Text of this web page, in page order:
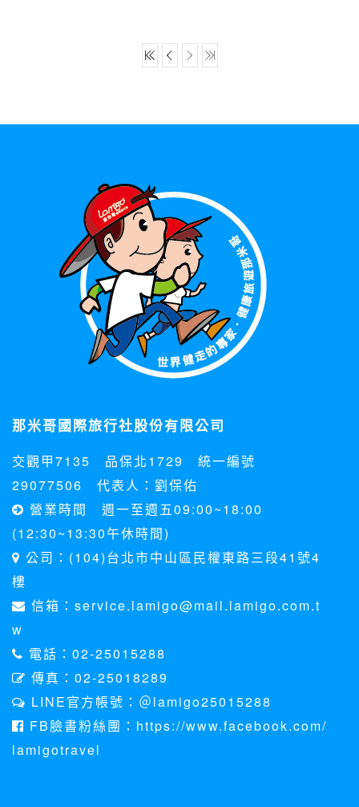
那米哥國際旅行社股份有限公司
交觀甲7135 品保北1729 統一編號
29077506 代表人：劉保佑
營業時間 週一至週五09:00~18:00
(12:30~13:30午休時間)
公司：(104)台北市中山區民權東路三段41號4
樓
信箱：service.lamigo@mail.lamigo.com.t
w
電話：02-25015288
傳真：02-25018289
LINE官方帳號：＠lamigo25015288
FB臉書粉絲團：https://www.facebook.com/
lamigotravel